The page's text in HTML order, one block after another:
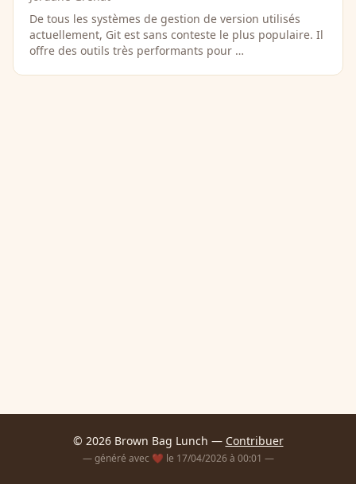
De tous les systèmes de gestion de version utilisés
actuellement, Git est sans conteste le plus populaire. Il
offre des outils très performants pour …
© 2026 Brown Bag Lunch — Contribuer
— généré avec ❤️ le 17/04/2026 à 00:01 —